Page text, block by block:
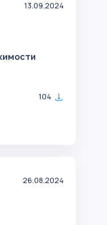
13.09.2024
104
26.08.2024